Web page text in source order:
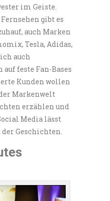
im Geiste.
gibt es
auch Marken
Tesla, Adidas,
auch
feste Fan-Bases
Kunden wollen
Markenwelt
erzählen und
Media lässt
Geschichten.